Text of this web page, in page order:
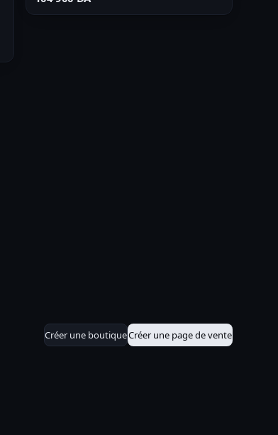
Créer une boutiqueCréer une page de vente